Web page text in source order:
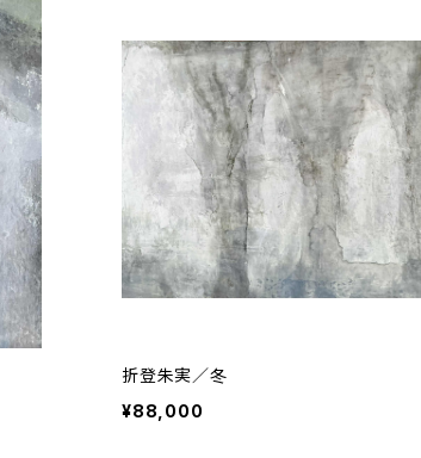
折登朱実／冬
¥88,000